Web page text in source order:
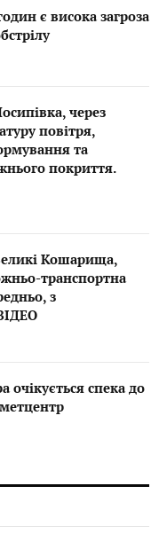
є висока загроза
через
повітря,
та
покриття.
Кошарища,
транспортна
з
очікується спека до